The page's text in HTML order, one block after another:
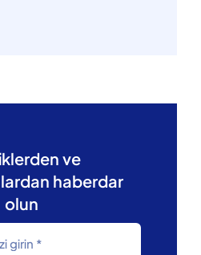
ve
haberdar
olun